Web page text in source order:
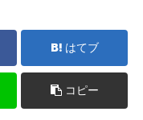
はてブ
コピー